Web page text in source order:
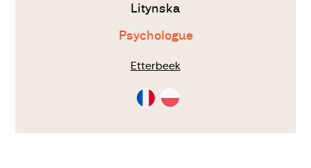
Litynska
Psychologue
Etterbeek
Consultation
en
Consultation
en